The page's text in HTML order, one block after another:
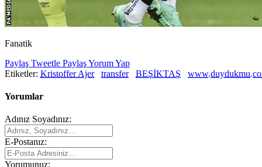
Fanatik
Paylaş Tweetle PaylaşYorum Yap
Etiketler: Kristoffer Ajer transfer BEŞİKTAŞ
Yorumlar
Adınız Soyadınız:
E-Postanız:
Yorumunuz: